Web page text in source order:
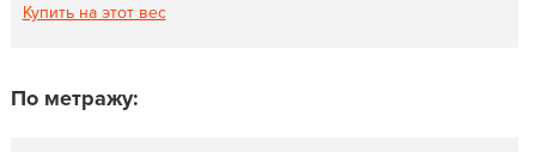
Купить на этот вес
По метражу: